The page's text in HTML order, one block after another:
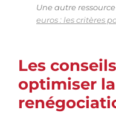
Une autre
euros : les critères
Les
optimiser